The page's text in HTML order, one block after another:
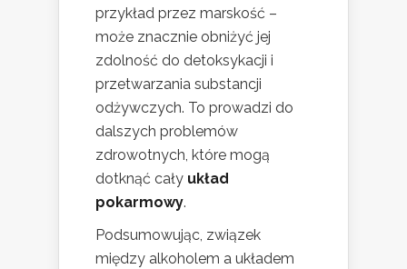
przykład przez marskość –
może znacznie obniżyć jej
zdolność do detoksykacji i
przetwarzania substancji
odżywczych. To prowadzi do
dalszych problemów
zdrowotnych, które mogą
dotknąć cały układ
pokarmowy.
Podsumowując, związek
między alkoholem a układem